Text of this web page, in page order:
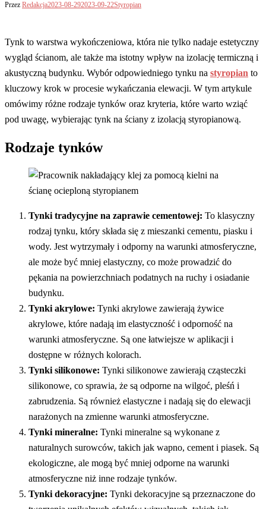
Przez Redakcja2023-08-292023-09-22Styropian
Tynk to warstwa wykończeniowa, która nie tylko nadaje estetyczny
wygląd ścianom, ale także ma istotny wpływ na izolację termiczną i
akustyczną budynku. Wybór odpowiedniego tynku na styropian to
kluczowy krok w procesie wykańczania elewacji. W tym artykule
omówimy różne rodzaje tynków oraz kryteria, które warto wziąć
pod uwagę, wybierając tynk na ściany z izolacją styropianową.
Rodzaje tynków
Tynki tradycyjne na zaprawie cementowej: To klasyczny
rodzaj tynku, który składa się z mieszanki cementu, piasku i
wody. Jest wytrzymały i odporny na warunki atmosferyczne,
ale może być mniej elastyczny, co może prowadzić do
pękania na powierzchniach podatnych na ruchy i osiadanie
budynku.
Tynki akrylowe: Tynki akrylowe zawierają żywice
akrylowe, które nadają im elastyczność i odporność na
warunki atmosferyczne. Są one łatwiejsze w aplikacji i
dostępne w różnych kolorach.
Tynki silikonowe: Tynki silikonowe zawierają cząsteczki
silikonowe, co sprawia, że są odporne na wilgoć, pleśń i
zabrudzenia. Są również elastyczne i nadają się do elewacji
narażonych na zmienne warunki atmosferyczne.
Tynki mineralne: Tynki mineralne są wykonane z
naturalnych surowców, takich jak wapno, cement i piasek. Są
ekologiczne, ale mogą być mniej odporne na warunki
atmosferyczne niż inne rodzaje tynków.
Tynki dekoracyjne: Tynki dekoracyjne są przeznaczone do